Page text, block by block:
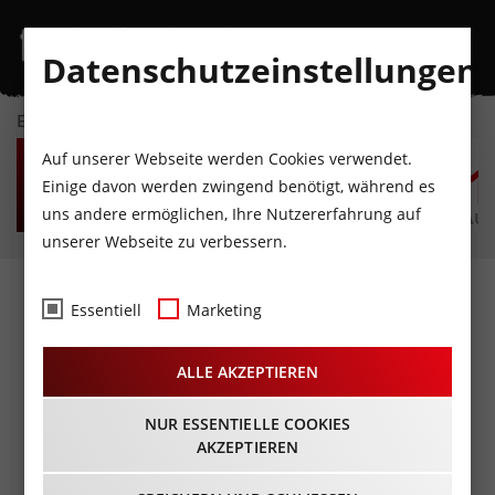
EVENTKALENDER
SO
9
AUGUST
MO
10
AUGUST
DI
11
AUGUST
MI
12
AUGUST
DO
13
AUGUST
Fotos- Antico
Reloaded@Music Hall
Innsbruck
10.11.2018
Datenschutzeinstellungen
Auf unserer Webseite werden Cookies verwendet.
Einige davon werden zwingend benötigt, während es
uns andere ermöglichen, Ihre Nutzererfahrung auf
unserer Webseite zu verbessern.
Essentiell Marketing
ALLE AKZEPTIEREN
NUR ESSENTIELLE COOKIES
AKZEPTIEREN